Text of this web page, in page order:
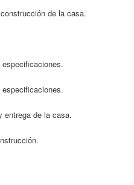
de la casa.
de la casa.